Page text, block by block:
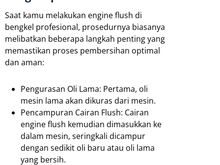
Saat kamu melakukan engine flush di
bengkel profesional, prosedurnya biasanya
melibatkan beberapa langkah penting yang
memastikan proses pembersihan optimal
dan aman:
Pengurasan Oli Lama: Pertama, oli
mesin lama akan dikuras dari mesin.
Pencampuran Cairan Flush: Cairan
engine flush kemudian dimasukkan ke
dalam mesin, seringkali dicampur
dengan sedikit oli baru atau oli lama
yang bersih.